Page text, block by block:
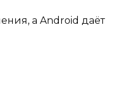
а Android даёт